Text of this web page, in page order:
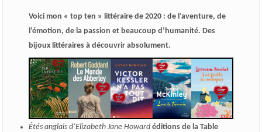
Voici mon « top ten » littéraire de 2020 : de l’aventure, de
l’émotion, de la passion et beaucoup d’humanité. Des
bijoux littéraires à découvrir absolument.
Étés anglais d’Elizabeth Jane Howard éditions de la Table